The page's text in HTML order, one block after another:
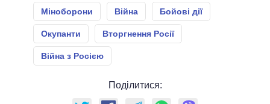
Міноборони Війна Бойові дії
Окупанти Вторгнення Росії
Війна з Росією
Поділитися: